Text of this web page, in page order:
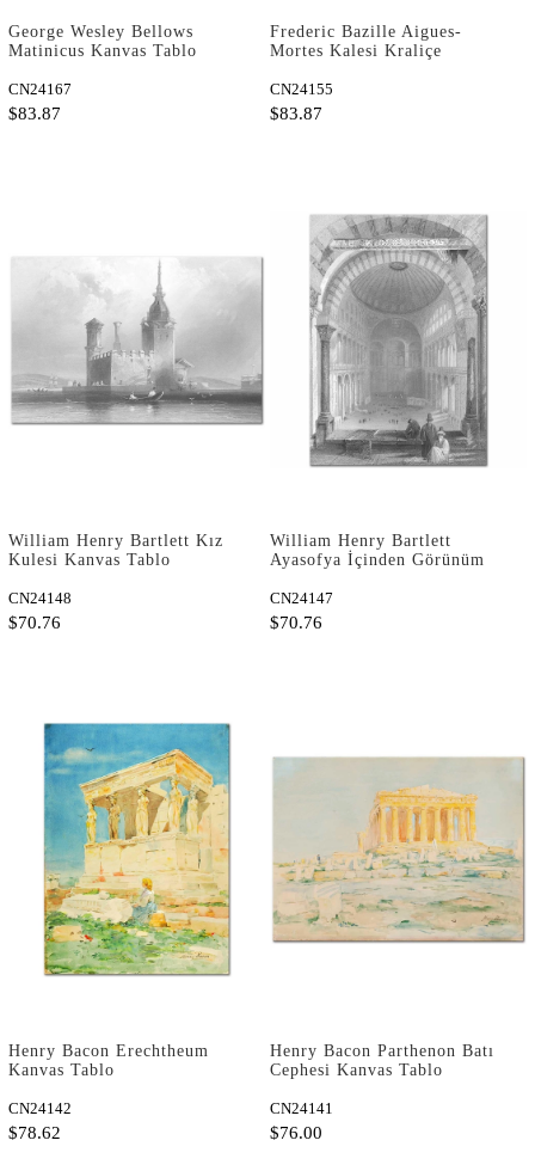
George Wesley Bellows
Matinicus Kanvas Tablo
CN24167
$83.87
Frederic Bazille Aigues-
Mortes Kalesi Kraliçe
CN24155
$83.87
William Henry Bartlett Kız
Kulesi Kanvas Tablo
CN24148
$70.76
William Henry Bartlett
Ayasofya İçinden Görünüm
CN24147
$70.76
Henry Bacon Erechtheum
Kanvas Tablo
CN24142
$78.62
Henry Bacon Parthenon Batı
Cephesi Kanvas Tablo
CN24141
$76.00